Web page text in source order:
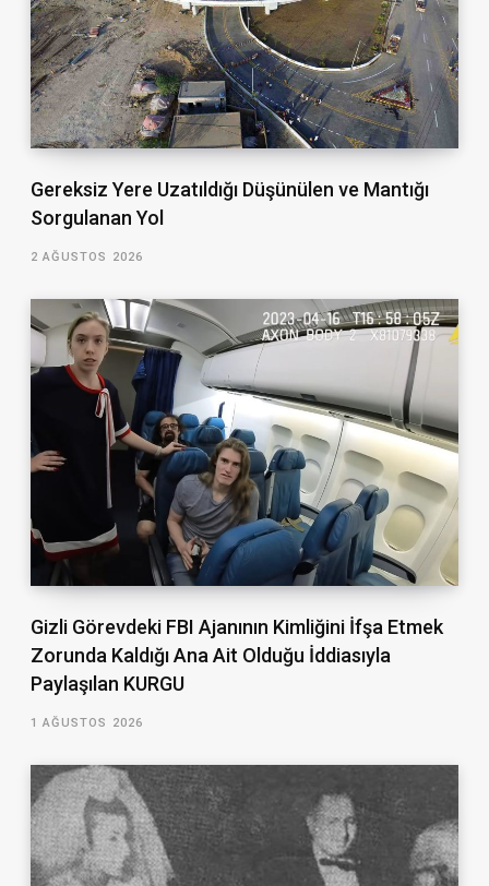
Gereksiz Yere Uzatıldığı Düşünülen ve Mantığı
Sorgulanan Yol
2 AĞUSTOS 2026
Gizli Görevdeki FBI Ajanının Kimliğini İfşa Etmek
Zorunda Kaldığı Ana Ait Olduğu İddiasıyla
Paylaşılan KURGU
1 AĞUSTOS 2026